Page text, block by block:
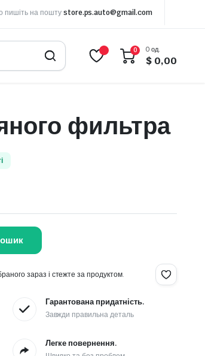
пишіть на пошту store.ps.auto@gmail.com
0 0 од.
$ 0,00
фильтра
зараз і стежте за продуктом.
Гарантована придатність.
Завжди правильна деталь
Легке повернення.